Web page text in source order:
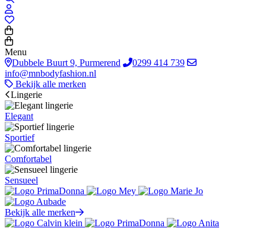
Menu
Dubbele Buurt 9, Purmerend
0299 414 739
info@mnbodyfashion.nl
Bekijk alle merken
Lingerie
Elegant
Sportief
Comfortabel
Sensueel
Bekijk alle merken